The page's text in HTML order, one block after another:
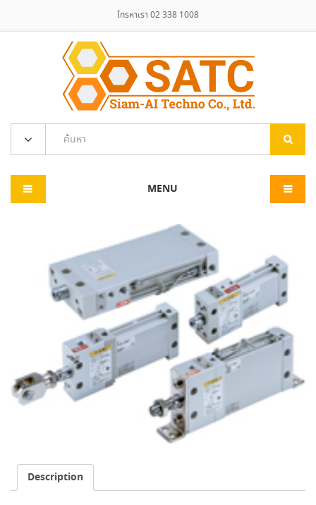
โทรหาเรา 02 338 1008
MENU
Description